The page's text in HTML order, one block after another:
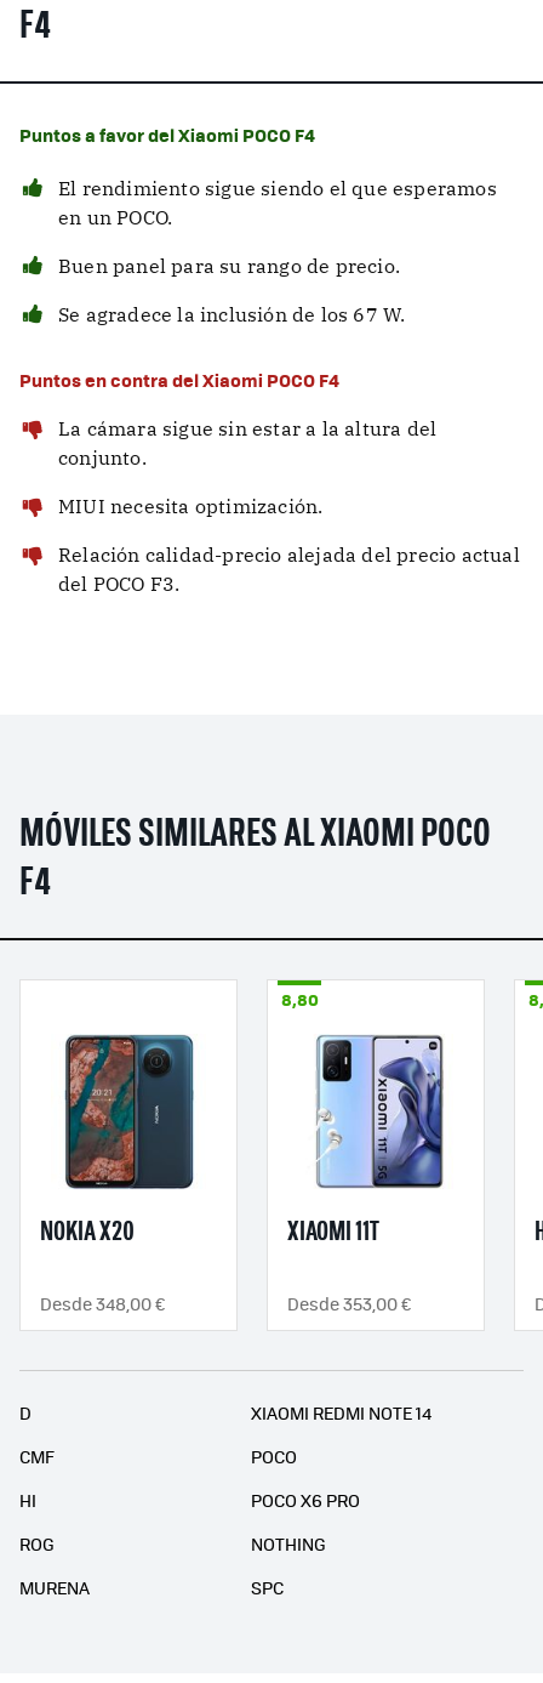
F4
Puntos a favor del Xiaomi POCO F4
El rendimiento sigue siendo el que esperamos
en un POCO.
Buen panel para su rango de precio.
Se agradece la inclusión de los 67 W.
Puntos en contra del Xiaomi POCO F4
La cámara sigue sin estar a la altura del
conjunto.
MIUI necesita optimización.
Relación calidad-precio alejada del precio actual
del POCO F3.
MÓVILES SIMILARES AL XIAOMI POCO
F4
NOKIA X20
Desde 348,00 €
8,80
XIAOMI 11T
Desde 353,00 €
D
XIAOMI REDMI NOTE 14
CMF
POCO
HI
POCO X6 PRO
ROG
NOTHING
MURENA
SPC